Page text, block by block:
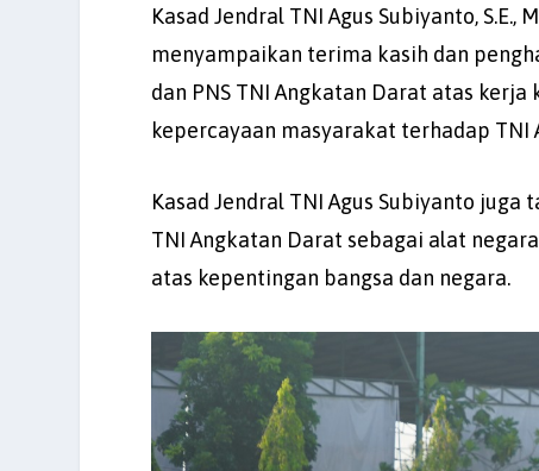
Kasad Jendral TNI Agus Subiyanto,
menyampaikan terima kasih dan
dan PNS TNI Angkatan Darat atas
kepercayaan masyarakat terhadap TNI
Kasad Jendral TNI Agus Subiyanto
TNI Angkatan Darat sebagai alat
atas kepentingan bangsa dan negara.